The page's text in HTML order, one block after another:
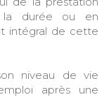
la durée ou en
intégral de cette
niveau de vie
après une